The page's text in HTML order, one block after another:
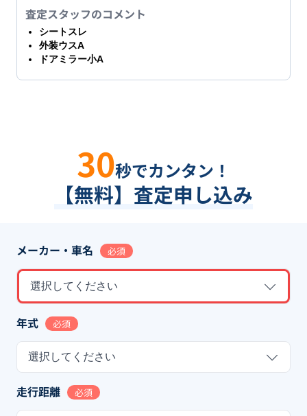
査定スタッフのコメント
シートスレ
外装ウスA
ドアミラー小A
30秒でカンタン！
【無料】査定申し込み
メーカー・車名 必須
選択してください
年式 必須
選択してください
走行距離 必須